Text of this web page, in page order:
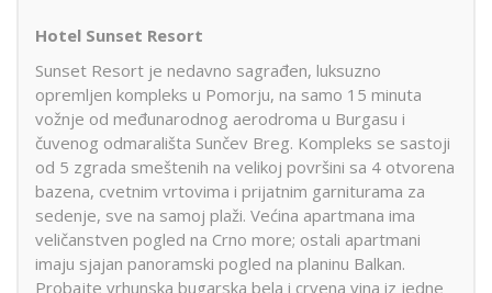
Hotel Sunset Resort
Sunset Resort je nedavno sagrađen, luksuzno
opremljen kompleks u Pomorju, na samo 15 minuta
vožnje od međunarodnog aerodroma u Burgasu i
čuvenog odmarališta Sunčev Breg. Kompleks se sastoji
od 5 zgrada smeštenih na velikoj površini sa 4 otvorena
bazena, cvetnim vrtovima i prijatnim garniturama za
sedenje, sve na samoj plaži. Većina apartmana ima
veličanstven pogled na Crno more; ostali apartmani
imaju sjajan panoramski pogled na planinu Balkan.
Probajte vrhunska bugarska bela i crvena vina iz jedne